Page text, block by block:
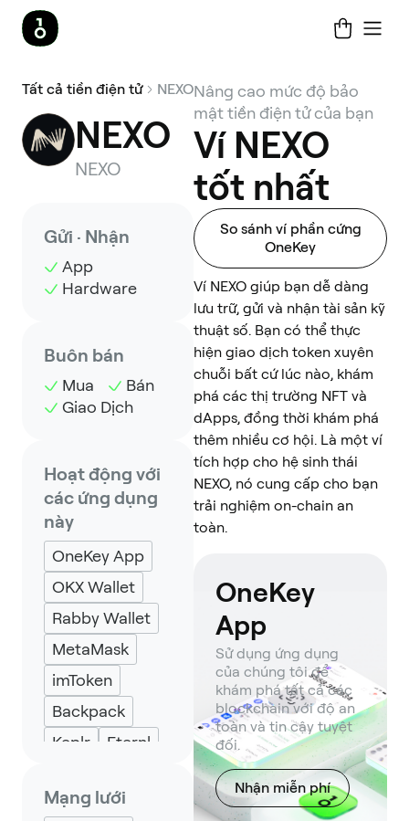
Tất cả tiền điện tử NEXO
NEXO
NEXO
Gửi · Nhận
App
Hardware
Buôn bán
Mua
Bán
Giao Dịch
Hoạt động với
các ứng dụng
này
OneKey App
OKX Wallet
Rabby Wallet
MetaMask
imToken
Backpack
Keplr
Eternl
Mạng lưới
Nâng cao mức độ bảo
mật tiền điện tử của bạn
Ví NEXO
tốt nhất
So sánh ví phần cứng
OneKey
Ví NEXO giúp bạn dễ dàng
lưu trữ, gửi và nhận tài sản kỹ
thuật số. Bạn có thể thực
hiện giao dịch token xuyên
chuỗi bất cứ lúc nào, khám
phá các thị trường NFT và
dApps, đồng thời khám phá
thêm nhiều cơ hội. Là một ví
tích hợp cho hệ sinh thái
NEXO, nó cung cấp cho bạn
trải nghiệm on-chain an
toàn.
OneKey
App
Sử dụng ứng dụng
của chúng tôi để
khám phá tất cả các
blockchain với độ an
toàn và tin cậy tuyệt
đối.
Nhận miễn phí